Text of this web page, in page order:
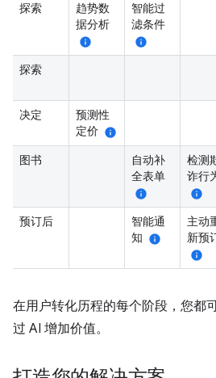
探索
趋势数
据分析
info
智能过
滤条件
info
探索
决定
预测性
定价 info
图书
自动补
全表单
info
检测
诈行
info
预订后
智能通
知 info
主动
新预
info
在用户转化历程的每个阶段，您都
过 AI 增加价值。